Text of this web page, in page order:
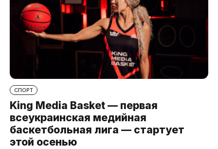
СПОРТ
King Media Basket — первая
всеукраинская медийная
баскетбольная лига — стартует
этой осенью